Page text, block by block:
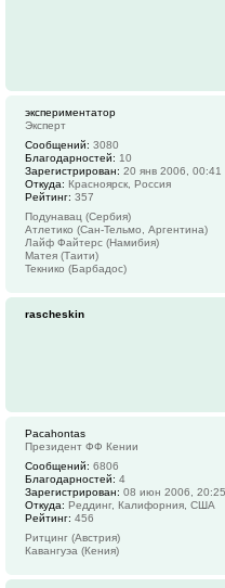
экспериментатор
Эксперт
Сообщений: 3080
Благодарностей: 10
Зарегистрирован: 20 янв 2006, 00:41
Откуда: Красноярск, Россия
Рейтинг: 357
Подунавац (Сербия)
Атлетико (Сан-Тельмо, Аргентина)
Лайф Файтерс (Намибия)
Матея (Таити)
Текнико (Барбадос)
rascheskin
Pacahontas
Президент ФФ Кении
Сообщений: 6806
Благодарностей: 4
Зарегистрирован: 08 июн 2006, 20:25
Откуда: Реддинг, Калифорния, США
Рейтинг: 456
Ритцинг (Австрия)
Кавангуэа (Кения)